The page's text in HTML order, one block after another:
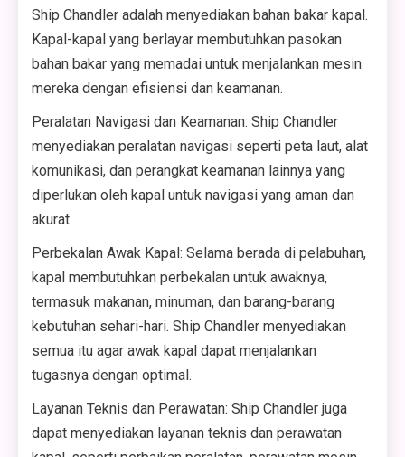
Ship Chandler adalah menyediakan bahan bakar kapal.
Kapal-kapal yang berlayar membutuhkan pasokan
bahan bakar yang memadai untuk menjalankan mesin
mereka dengan efisiensi dan keamanan.
Peralatan Navigasi dan Keamanan: Ship Chandler
menyediakan peralatan navigasi seperti peta laut, alat
komunikasi, dan perangkat keamanan lainnya yang
diperlukan oleh kapal untuk navigasi yang aman dan
akurat.
Perbekalan Awak Kapal: Selama berada di pelabuhan,
kapal membutuhkan perbekalan untuk awaknya,
termasuk makanan, minuman, dan barang-barang
kebutuhan sehari-hari. Ship Chandler menyediakan
semua itu agar awak kapal dapat menjalankan
tugasnya dengan optimal.
Layanan Teknis dan Perawatan: Ship Chandler juga
dapat menyediakan layanan teknis dan perawatan